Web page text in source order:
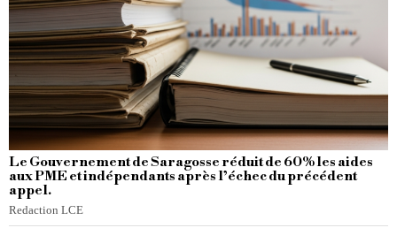
Le Gouvernement de Saragosse réduit de 60% les aides
aux PME et indépendants après l’échec du précédent
appel.
Redaction LCE